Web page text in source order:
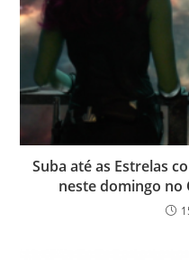
Suba até as Estrelas
neste domingo no